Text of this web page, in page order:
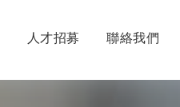
人才招募 聯絡我們